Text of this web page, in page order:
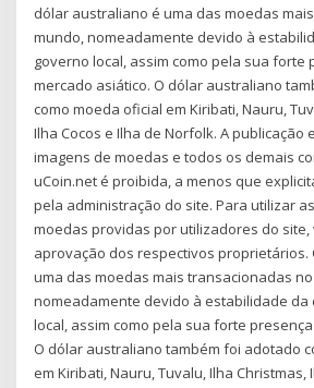
dólar australiano é uma das moedas
mundo, nomeadamente devido à
governo local, assim como pela sua forte
mercado asiático. O dólar australiano
como moeda oficial em Kiribati, Nauru,
Ilha Cocos e Ilha de Norfolk. A publicação
imagens de moedas e todos os demais
uCoin.net é proibida, a menos que
pela administração do site. Para utilizar
moedas providas por utilizadores do site,
aprovação dos respectivos proprietários.
uma das moedas mais transacionadas
nomeadamente devido à estabilidade da
local, assim como pela sua forte
O dólar australiano também foi adotado
em Kiribati, Nauru, Tuvalu, Ilha Christmas,